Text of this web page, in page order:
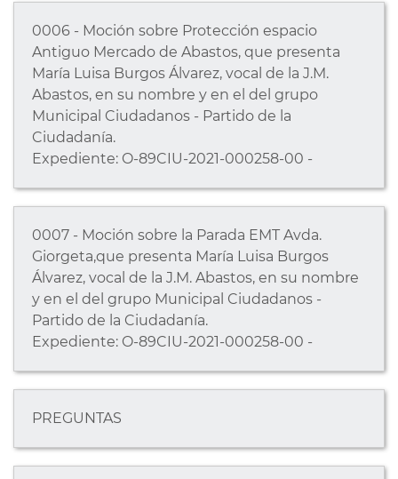
0006 - Moción sobre Protección espacio
Antiguo Mercado de Abastos, que presenta
María Luisa Burgos Álvarez, vocal de la J.M.
Abastos, en su nombre y en el del grupo
Municipal Ciudadanos - Partido de la
Ciudadanía.
Expediente: O-89CIU-2021-000258-00 -
0007 - Moción sobre la Parada EMT Avda.
Giorgeta,que presenta María Luisa Burgos
Álvarez, vocal de la J.M. Abastos, en su nombre
y en el del grupo Municipal Ciudadanos -
Partido de la Ciudadanía.
Expediente: O-89CIU-2021-000258-00 -
PREGUNTAS